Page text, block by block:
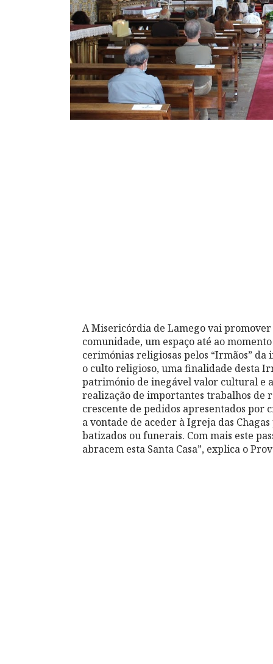
A Misericórdia de Lamego vai
comunidade, um espaço até ao
cerimónias religiosas pelos “Irmãos”
o culto religioso, uma finalidade desta
património de inegável valor cultural e
realização de importantes trabalhos de
crescente de pedidos apresentados por
a vontade de aceder à Igreja das
batizados ou funerais. Com mais este
abracem esta Santa Casa”, explica o